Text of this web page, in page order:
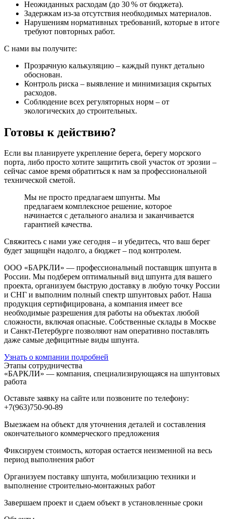
Неожиданных расходам (до 30 % от бюджета).
Задержкам из-за отсутствия необходимых материалов.
Нарушениям нормативных требований, которые в итоге
требуют повторных работ.
С нами вы получите:
Прозрачную калькуляцию – каждый пункт детально
обоснован.
Контроль риска – выявление и минимизация скрытых
расходов.
Соблюдение всех регуляторных норм – от
экологических до строительных.
Готовы к действию?
Если вы планируете укрепление берега, берегу морского
порта, либо просто хотите защитить свой участок от эрозии –
сейчас самое время обратиться к нам за профессиональной
технической сметой.
Мы не просто предлагаем шпунты. Мы
предлагаем комплексное решение, которое
начинается с детального анализа и заканчивается
гарантией качества.
Свяжитесь с нами уже сегодня – и убедитесь, что ваш берег
будет защищён надолго, а бюджет – под контролем.
ООО «БАРКЛИ» — профессиональный поставщик шпунта в
России. Мы подберем оптимальный вид шпунта для вашего
проекта, организуем быструю доставку в любую точку России
и СНГ и выполним полный спектр шпунтовых работ. Наша
продукция сертифицирована, а компания имеет все
необходимые разрешения для работы на объектах любой
сложности, включая опасные. Собственные склады в Москве
и Санкт-Петербурге позволяют нам оперативно поставлять
даже самые дефицитные виды шпунта.
Узнать о компании подробней
Этапы сотрудничества
«БАРКЛИ» — компания, специализирующаяся на шпунтовых
работа
Оставьте заявку на сайте или позвоните по телефону:
+7(963)750-90-89
Выезжаем на объект для уточнения деталей и составления
окончательного коммерческого предложения
Фиксируем стоимость, которая остается неизменной на весь
период выполнения работ
Организуем поставку шпунта, мобилизацию техники и
выполнение строительно-монтажных работ
Завершаем проект и сдаем объект в установленные сроки